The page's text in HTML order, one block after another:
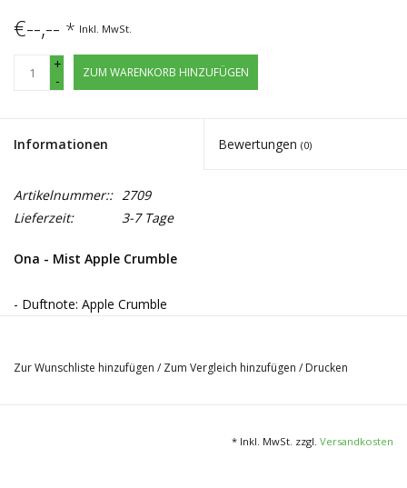
€--,-- * Inkl. MwSt.
+
-
ZUM WARENKORB HINZUFÜGEN
Informationen Bewertungen (0)
Artikelnummer:: 2709
Lieferzeit:
3-7 Tage
Ona - Mist Apple Crumble
- Duftnote: Apple Crumble
Zur Wunschliste hinzufügen / Zum Vergleich hinzufügen / Drucken
* Inkl. MwSt. zzgl. Versandkosten